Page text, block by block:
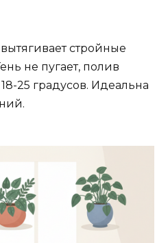
вытягивает стройные
не пугает, полив
25 градусов. Идеальна